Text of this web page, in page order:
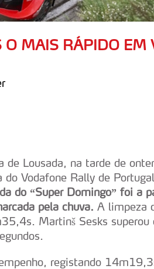
O MAIS RÁPIDO EM
de Lousada, na tarde de
Vodafone Rally de
do “Super Domingo” foi a
pela chuva. A limpeza
Martinš Sesks superou
registando